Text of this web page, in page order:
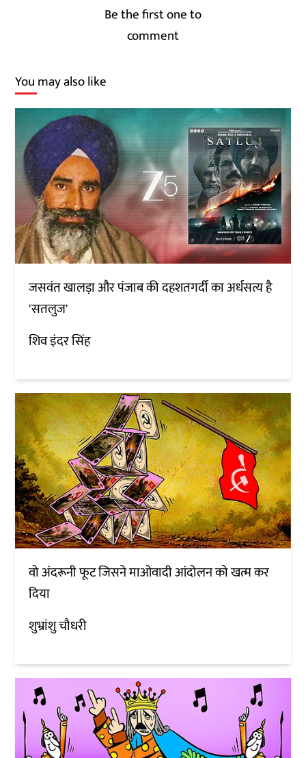
Be the first one to
comment
You may also like
जसवंत खालड़ा और पंजाब की दहशतगर्दी का अर्धसत्य है
'सतलुज'
शिव इंदर सिंह
वो अंदरूनी फूट जिसने माओवादी आंदोलन को खत्म कर
दिया
शुभ्रांशु चौधरी